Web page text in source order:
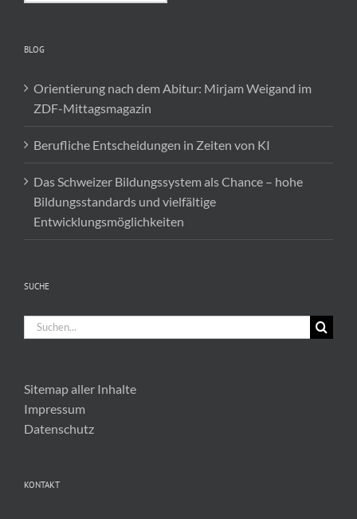
BLOG
Orientierung nach dem Abitur: Mirjam Weigand im
ZDF-Mittagsmagazin
Berufliche Entscheidungen in Zeiten von KI
Das Schweizer Bildungssystem als Chance – hohe
Bildungsstandards und vielfältige
Entwicklungsmöglichkeiten
SUCHE
Suche
Sitemap aller Inhalte
Impressum
Datenschutz
KONTAKT